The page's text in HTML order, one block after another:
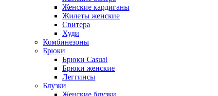
Женские кардиганы
Жилеты женские
Свитера
Худи
Комбинезоны
Брюки
Брюки Casual
Брюки женские
Леггинсы
Блузки
Женские блузки